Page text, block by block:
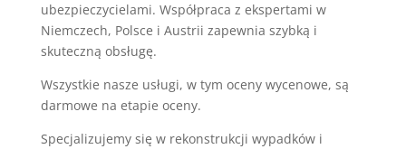
ubezpieczycielami. Współpraca z ekspertami w
Niemczech, Polsce i Austrii zapewnia szybką i
skuteczną obsługę.
Wszystkie nasze usługi, w tym oceny wycenowe, są
darmowe na etapie oceny.
Specjalizujemy się w rekonstrukcji wypadków i